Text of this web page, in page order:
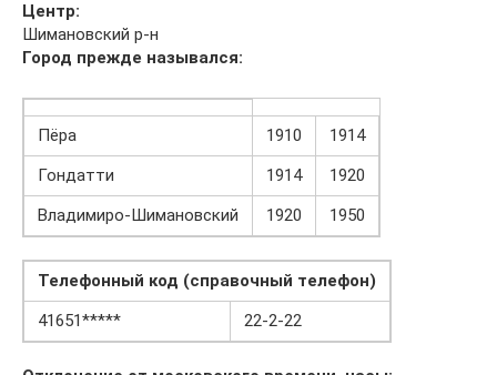
Центр:
Шимановский р-н
Город прежде назывался:
Пёра 1910
1914
Гондатти
1914
1920
Владимиро-Шимановский
1920 1950
Телефонный код (справочный телефон)
41651*****
22-2-22